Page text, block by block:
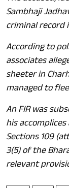
Sambhaji
criminal record
According to
associates
sheeter in
managed to
An FIR was
his
Sections 109
3(5) of the
relevant